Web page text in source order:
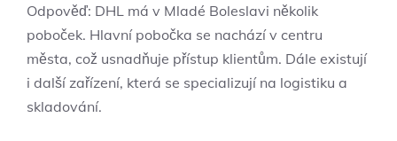
Odpověď: DHL má v Mladé Boleslavi několik
poboček. Hlavní pobočka se nachází v centru
města, což usnadňuje přístup klientům. Dále existují
i další zařízení, která se specializují na logistiku a
skladování.